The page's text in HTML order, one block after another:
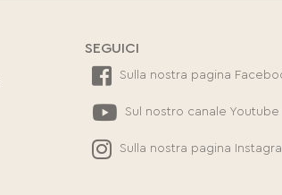
SEGUICI
Sulla nostra pagina
Sul nostro canale Youtube
Sulla nostra pagina